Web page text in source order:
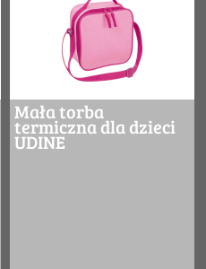
Mała torba
termiczna dla dzieci
UDINE